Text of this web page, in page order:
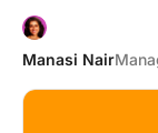
Manasi Nair